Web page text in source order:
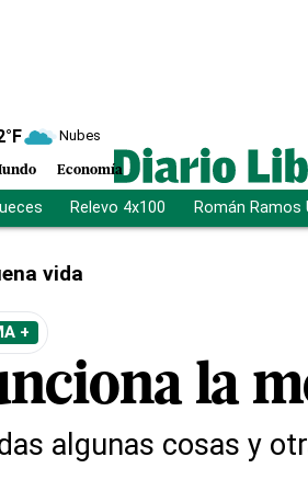
°F Nubes
Economía
Relevo 4x100 Román Ramos
vida
+
la
algunas cosas y